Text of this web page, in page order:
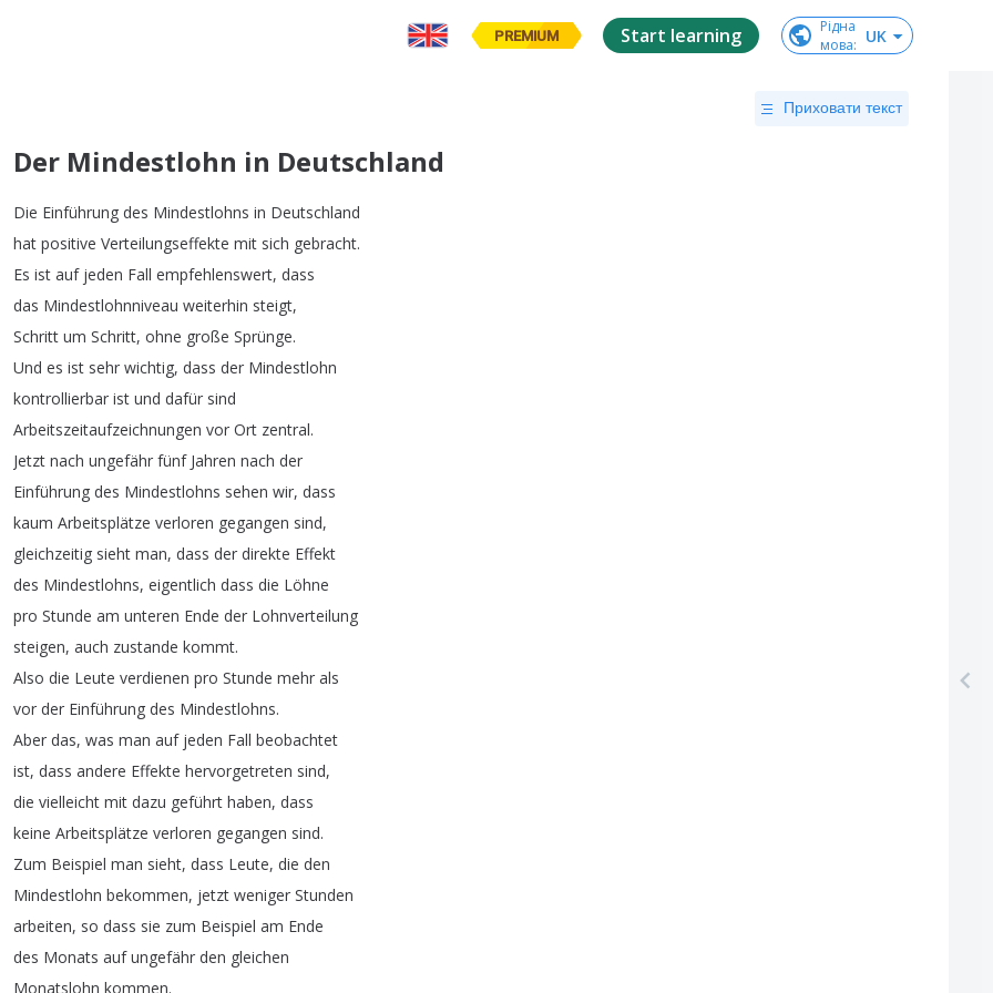
PREMIUM Start learning
Рідна
мова: UK
Приховати текст
Der Mindestlohn in Deutschland
Die Einführung des Mindestlohns in Deutschland
hat positive Verteilungseffekte mit sich gebracht.
Es ist auf jeden Fall empfehlenswert, dass
das Mindestlohnniveau weiterhin steigt,
Schritt um Schritt, ohne große Sprünge.
Und es ist sehr wichtig, dass der Mindestlohn
kontrollierbar ist und dafür sind
Arbeitszeitaufzeichnungen vor Ort zentral.
Jetzt nach ungefähr fünf Jahren nach der
Einführung des Mindestlohns sehen wir, dass
kaum Arbeitsplätze verloren gegangen sind,
gleichzeitig sieht man, dass der direkte Effekt
des Mindestlohns, eigentlich dass die Löhne
pro Stunde am unteren Ende der Lohnverteilung
steigen, auch zustande kommt.
Also die Leute verdienen pro Stunde mehr als
vor der Einführung des Mindestlohns.
Aber das, was man auf jeden Fall beobachtet
ist, dass andere Effekte hervorgetreten sind,
die vielleicht mit dazu geführt haben, dass
keine Arbeitsplätze verloren gegangen sind.
Zum Beispiel man sieht, dass Leute, die den
Mindestlohn bekommen, jetzt weniger Stunden
arbeiten, so dass sie zum Beispiel am Ende
des Monats auf ungefähr den gleichen
Monatslohn kommen.